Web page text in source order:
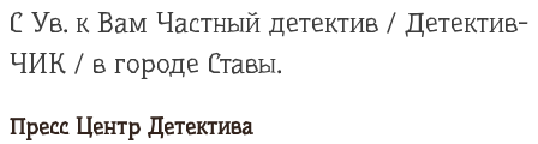
С Ув. к Вам Частный детектив / Детектив-
ЧИК / в городе Ставы.
Пресс Центр Детектива